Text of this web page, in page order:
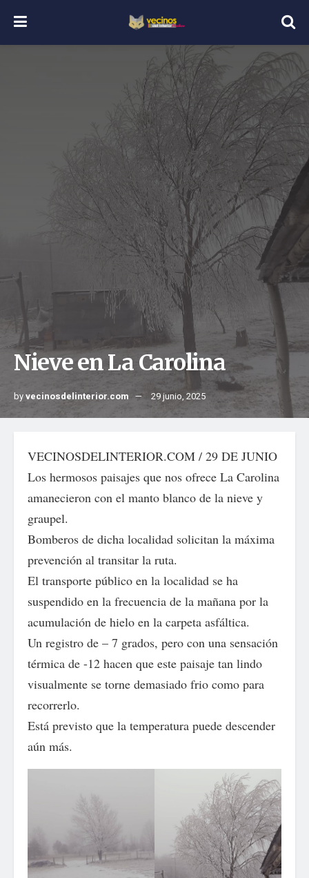
Nieve en La Carolina
byvecinosdelinterior.com 29 junio, 2025
VECINOSDELINTERIOR.COM / 29 DE JUNIO
Los hermosos paisajes que nos ofrece La Carolina
amanecieron con el manto blanco de la nieve y
graupel.
Bomberos de dicha localidad solicitan la máxima
prevención al transitar la ruta.
El transporte público en la localidad se ha
suspendido en la frecuencia de la mañana por la
acumulación de hielo en la carpeta asfáltica.
Un registro de – 7 grados, pero con una sensación
térmica de -12 hacen que este paisaje tan lindo
visualmente se torne demasiado frio como para
recorrerlo.
Está previsto que la temperatura puede descender
aún más.